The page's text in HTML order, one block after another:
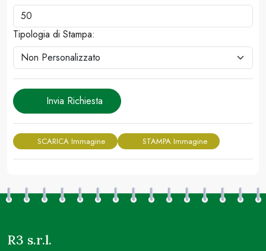
Tipologia di Stampa:
Invia Richiesta
SCARICA Immagine STAMPA Immagine
R3 s.r.l.